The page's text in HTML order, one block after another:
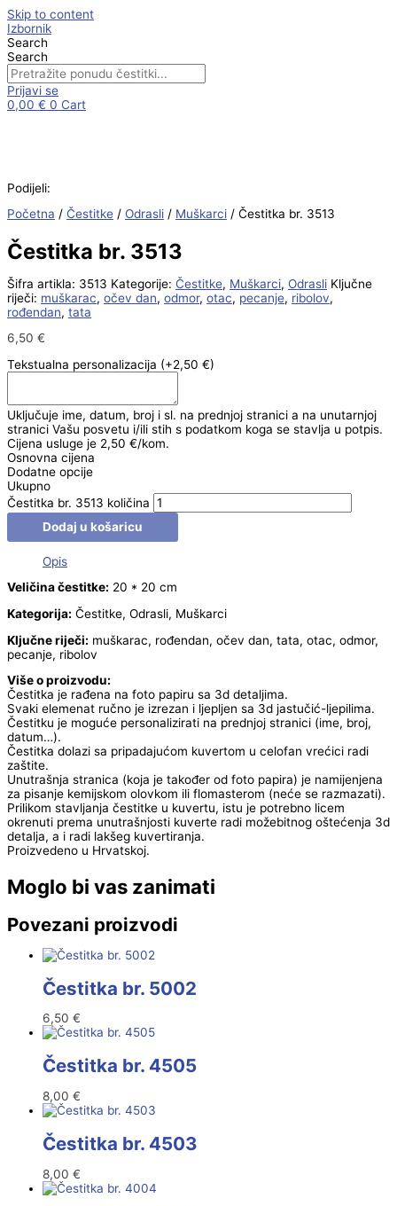
Skip to content
Izbornik
Search
Search
Prijavi se
0,00 € 0 Cart
Podijeli:
Početna / Čestitke / Odrasli / Muškarci / Čestitka br. 3513
Čestitka br. 3513
Šifra artikla: 3513 Kategorije: Čestitke, Muškarci, Odrasli Ključne
riječi: muškarac, očev dan, odmor, otac, pecanje, ribolov,
rođendan, tata
6,50 €
Tekstualna personalizacija (+2,50 €)
Uključuje ime, datum, broj i sl. na prednjoj stranici a na unutarnjoj
stranici Vašu posvetu i/ili stih s podatkom koga se stavlja u potpis.
Cijena usluge je 2,50 €/kom.
Osnovna cijena
Dodatne opcije
Ukupno
Čestitka br. 3513 količina
Dodaj u košaricu
Opis
Veličina čestitke: 20 * 20 cm
Kategorija: Čestitke, Odrasli, Muškarci
Ključne riječi: muškarac, rođendan, očev dan, tata, otac, odmor,
pecanje, ribolov
Više o proizvodu:
Čestitka je rađena na foto papiru sa 3d detaljima.
Svaki elemenat ručno je izrezan i ljepljen sa 3d jastučić-ljepilima.
Čestitku je moguće personalizirati na prednjoj stranici (ime, broj,
datum…).
Čestitka dolazi sa pripadajućom kuvertom u celofan vrećici radi
zaštite.
Unutrašnja stranica (koja je također od foto papira) je namijenjena
za pisanje kemijskom olovkom ili flomasterom (neće se razmazati).
Prilikom stavljanja čestitke u kuvertu, istu je potrebno licem
okrenuti prema unutrašnjosti kuverte radi možebitnog oštećenja 3d
detalja, a i radi lakšeg kuvertiranja.
Proizvedeno u Hrvatskoj.
Moglo bi vas zanimati
Povezani proizvodi
Čestitka br. 5002
6,50 €
Čestitka br. 4505
8,00 €
Čestitka br. 4503
8,00 €